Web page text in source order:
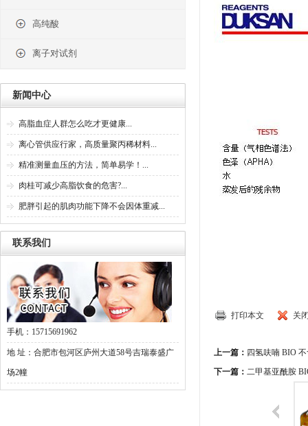
高纯酸
离子对试剂
新闻中心
高脂血症人群怎么吃才更健康...
离心管供应行家，高质量聚丙稀材料...
精准测量血压的方法，简单易学！...
肉桂可减少高脂饮食的危害?...
肥胖引起的肌肉功能下降不会因体重减...
联系我们
手机：15715691962
地 址：合肥市包河区庐州大道58号吉瑞泰盛广
场2幢
打印本文 关
上一篇： 四氢呋喃 BIO
下一篇： 二甲基亚酰胺